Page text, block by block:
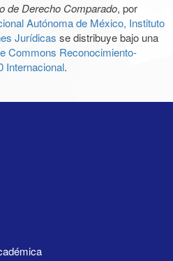
de Derecho Comparado, por
Autónoma de México, Instituto
Jurídicas se distribuye bajo una
Commons Reconocimiento-
Internacional.